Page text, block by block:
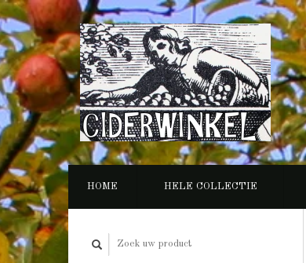
HOME HELE COLLECTIE